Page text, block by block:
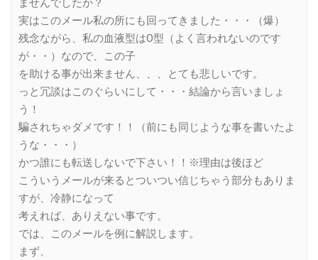
実はこのメール私の所にも回ってきました・・・（爆）
残念ながら、私の血液型はO型（よく言われないのです
が・・）なので、この子
を助ける事が出来ません、、、とても悲しいです。
っと冗談はこのぐらいにして・・・結論から言いましょ
う！
騙されちゃダメです！！（前にも同じような事を書いたよ
うな・・・）
かつ誰にも転送しないで下さい！！※理由は後ほど
こういうメールが来るとついつい信じちゃう部分もありま
すが、冷静になって
考えれば、ありえない事です。
では、このメールを例に解説します。
まず、